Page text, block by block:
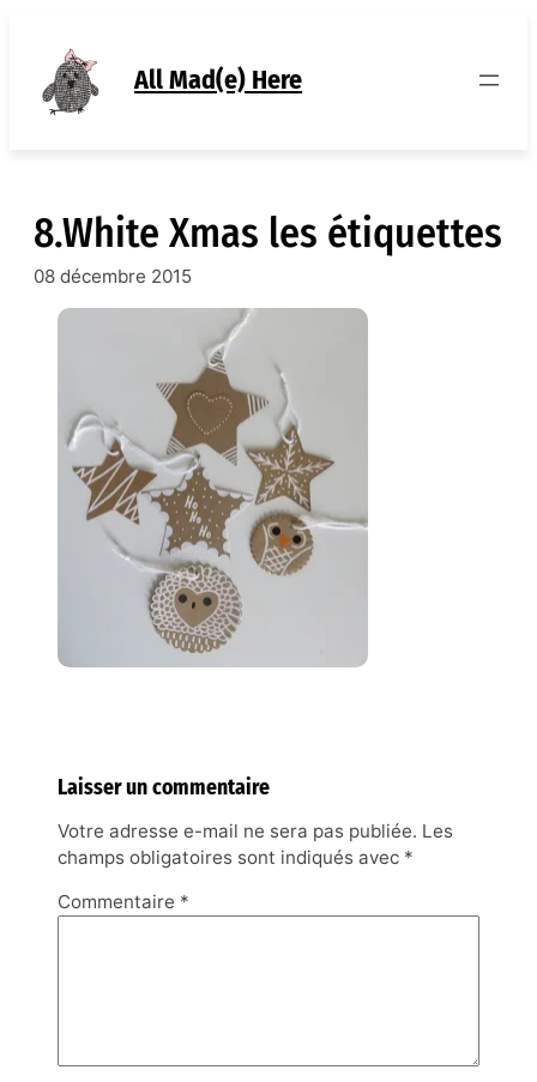
contenu
All Mad(e) Here
8.White Xmas les étiquettes
08 décembre 2015
Laisser un commentaire
Votre adresse e-mail ne sera pas publiée. Les
champs obligatoires sont indiqués avec *
Commentaire *